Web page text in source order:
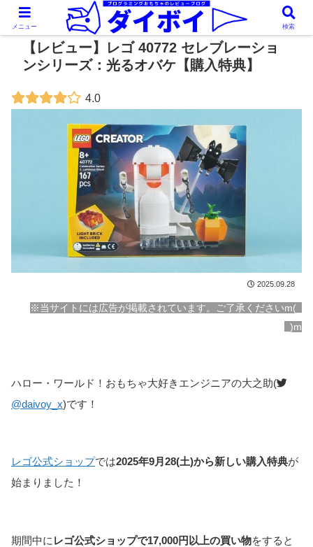
【レビュー】レゴ 40772 セレブレーショ
ンシリーズ：光るオバケ【購入特典】
4.0
2025.09.28
※当サイトには広告が掲載されています。ご了承くださいm(_
_)m
ハロー・ワールド！おもちゃ大好きエンジニアの大之助(
@daivoy_x)です！
レゴ公式ショップでは2025年9月28(土)から新しい購入特典が
始まりました！
期間中に レゴ公式ショップで17,000円以上の買い物をすると
メニュー 検索